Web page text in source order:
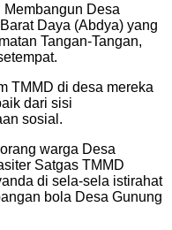
Membangun Desa
Daya (Abdya) yang
Tangan-Tangan,
TMMD di desa mereka
dari sisi
sosial.
warga Desa
Satgas TMMD
di sela-sela istirahat
bola Desa Gunung